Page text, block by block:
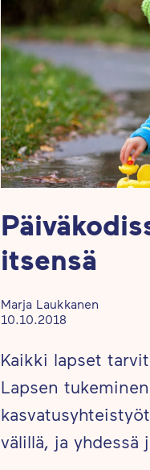
itsensä
Marja Laukkanen
10.10.2018
Kaikki lapset
Lapsen
välillä, ja yhdessä